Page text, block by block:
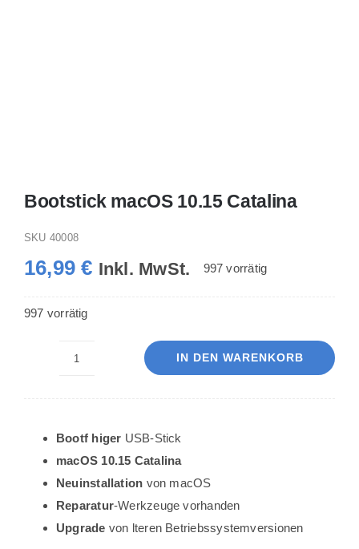
Bootstick macOS 10.15 Catalina
SKU 40008
16,99€ Inkl. MwSt. 997 vorrätig
997 vorrätig
Catalina
Menge
IN DEN WARENKORB
Bootf higer USB-Stick
macOS 10.15 Catalina
Neuinstallation von macOS
Reparatur-Werkzeuge vorhanden
Upgrade von lteren Betriebssystemversionen